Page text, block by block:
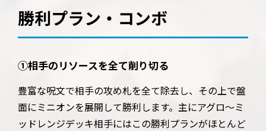
勝利プラン・コンボ
①相手のリソースを全て削り切る
豊富な呪文で相手の攻め札を全て除去し、その上で盤
面にミニオンを展開して勝利します。主にアグロ〜ミ
ッドレンジデッキ相手にはこの勝利プランがほとんど